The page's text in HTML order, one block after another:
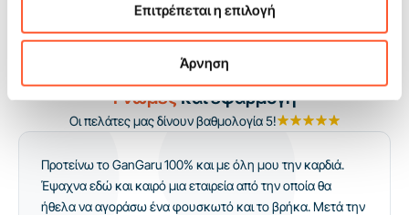
Επιτρέπεται η επιλογή
Άρνηση
χειριστής μπορεί να διατηρεί σταθερή ροή χωρίς εκτεταμένο
animation, ενώ ο διοργανωτής αποκτά ένα στοιχείο του
προγράμματος που δουλεύει υπέρ της προσέλευσης και της
ομαλής διεξαγωγής της εκδήλωσης.
Γνώμεςκαι εφαρμογή
Οι πελάτες μας δίνουν βαθμολογία 5!
Προτείνω το GanGaru 100% και με όλη μου την καρδιά.
Έψαχνα εδώ και καιρό μια εταιρεία από την οποία θα
ήθελα να αγοράσω ένα φουσκωτό και το βρήκα. Μετά την